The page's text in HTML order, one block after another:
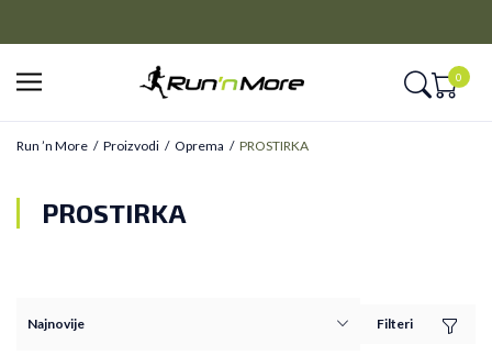
0
Run ’n More Proizvodi Oprema PROSTIRKA
PROSTIRKA
Filteri